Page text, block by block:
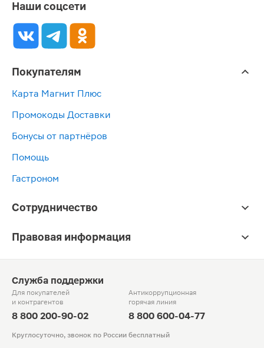
Наши соцсети
Покупателям
Карта Магнит Плюс
Промокоды Доставки
Бонусы от партнёров
Помощь
Гастроном
Сотрудничество
Правовая информация
Служба поддержки
Для покупателей
и контрагентов
8 800 200-90-02
Антикоррупционная
горячая линия
8 800 600-04-77
Круглосуточно, звонок по России бесплатный